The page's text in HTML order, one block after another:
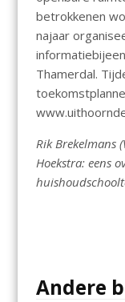
betrokkenen
najaar
Thamerdal.
Rik Brekelmans
Hoekstra: eens
Andere